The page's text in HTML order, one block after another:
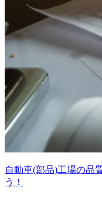
自動車(部品)工場の品
う！